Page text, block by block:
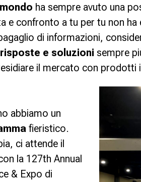
ha sempre avuto una
e confronto a tu per tu non ha
di informazioni,
e soluzioni sempre
il mercato con prodotti
abbiamo un
fieristico.
ci attende il
la 127th Annual
& Expo di